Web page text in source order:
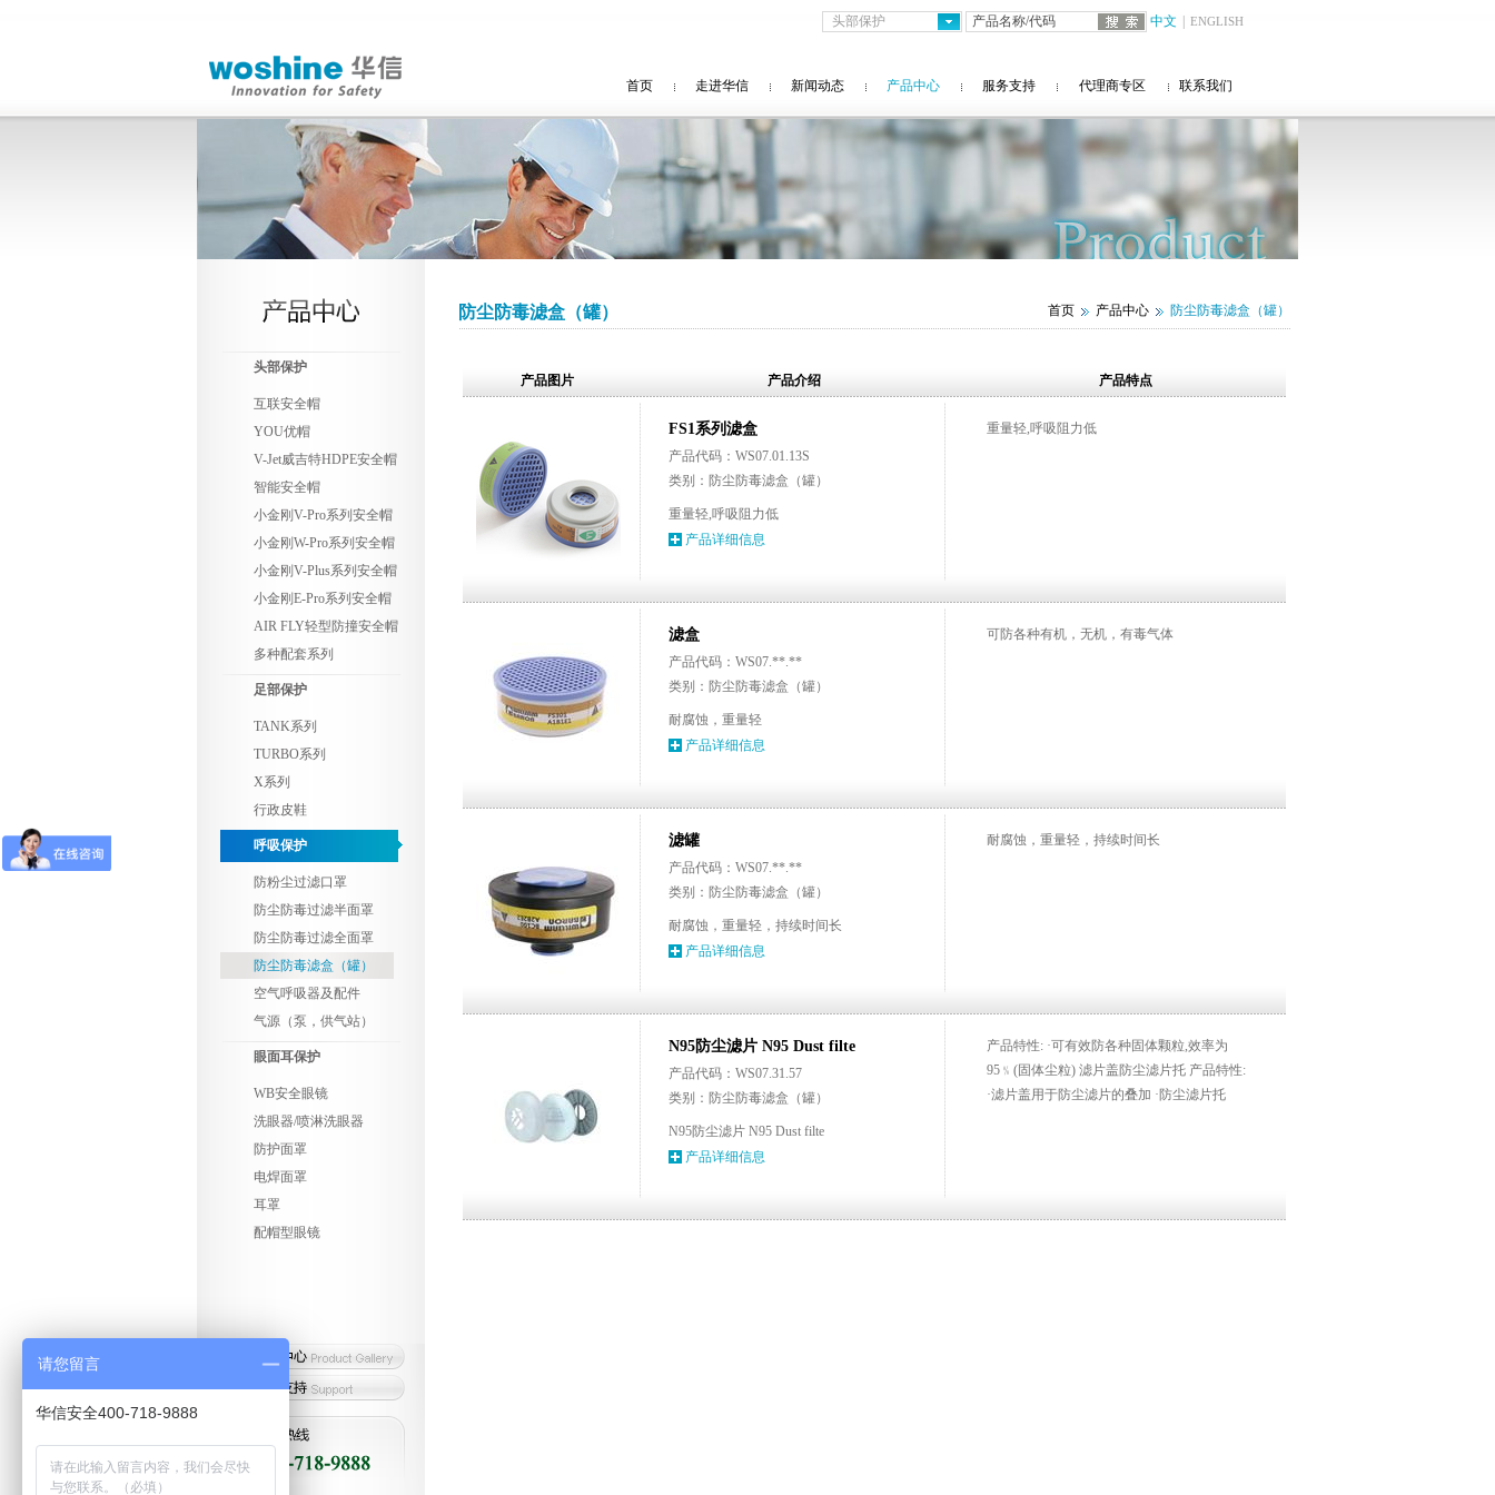
头部保护 中文 ENGLISH
首页 走进华信 新闻动态 产品中心 服务支持 代理商专区 联系我们
头部保护
互联安全帽
YOU优帽
V-Jet威吉特HDPE安全帽
智能安全帽
小金刚V-Pro系列安全帽
小金刚W-Pro系列安全帽
小金刚V-Plus系列安全帽
小金刚E-Pro系列安全帽
AIR FLY轻型防撞安全帽
多种配套系列
足部保护
TANK系列
TURBO系列
X系列
行政皮鞋
呼吸保护
防粉尘过滤口罩
防尘防毒过滤半面罩
防尘防毒过滤全面罩
防尘防毒滤盒（罐）
空气呼吸器及配件
气源（泵，供气站）
眼面耳保护
WB安全眼镜
洗眼器/喷淋洗眼器
防护面罩
电焊面罩
耳罩
配帽型眼镜
防尘防毒滤盒（罐） 首页 产品中心 防尘防毒滤盒（罐）
产品图片 产品介绍 产品特点
FS1系列滤盒
产品代码：WS07.01.13S
类别：防尘防毒滤盒（罐）
重量轻,呼吸阻力低
产品详细信息
重量轻,呼吸阻力低
滤盒
产品代码：WS07.**.**
类别：防尘防毒滤盒（罐）
耐腐蚀，重量轻
产品详细信息
可防各种有机，无机，有毒气体
滤罐
产品代码：WS07.**.**
类别：防尘防毒滤盒（罐）
耐腐蚀，重量轻，持续时间长
产品详细信息
耐腐蚀，重量轻，持续时间长
N95防尘滤片 N95 Dust filte
产品代码：WS07.31.57
类别：防尘防毒滤盒（罐）
N95防尘滤片 N95 Dust filte
产品详细信息
产品特性: ·可有效防各种固体颗粒,效率为
95﹪(固体尘粒) 滤片盖防尘滤片托 产品特性:
·滤片盖用于防尘滤片的叠加 ·防尘滤片托
请您留言
华信安全400-718-9888